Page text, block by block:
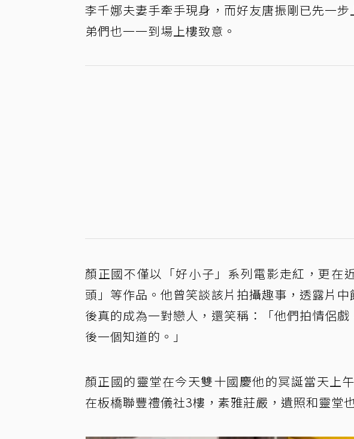
李千娜夫妻手牽手現身，而好友唐振剛已先一
弟們也一一到場上樓致意。
顏正國不僅以「好小子」系列電影走紅，更在
頭」等作品。他曾笑談該片拍攝趣事，透露片
後真的成為一對戀人，還笑稱：「他們拍情侶
後一個知道的。」
顏正國的靈堂在今天雙十國慶他的冥誕當天上
在板橋聯豐禮儀社3樓，素雅莊嚴，遺照和靈堂